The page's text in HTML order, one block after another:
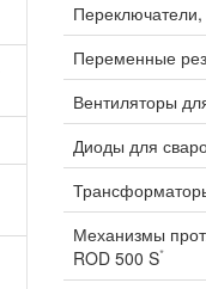
Переключатели,
Переменные
Вентиляторы
Диоды для
Механизмы
ROD 500 S*